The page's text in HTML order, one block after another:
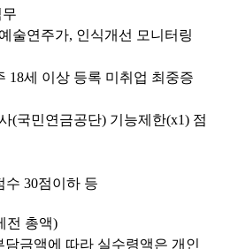
술연주가, 인식개선 모니터링
18세 이상 등록 미취업 최중증
(국민연금공단) 기능제한(x1) 점
30점이하 등
전 총액)
금액에 따라 실수령액은 개인